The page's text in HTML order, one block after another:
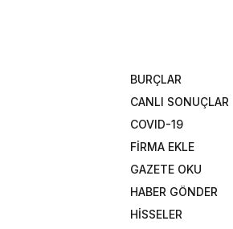
BURÇLAR
CANLI SONUÇLAR
COVID-19
FİRMA EKLE
GAZETE OKU
HABER GÖNDER
HİSSELER